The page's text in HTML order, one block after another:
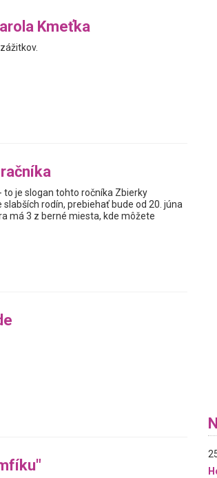
Kmeťka
- to je slogan tohto ročníka Zbierky
rodín, prebiehať bude od 20. júna
má 3 z berné miesta, kde môžete